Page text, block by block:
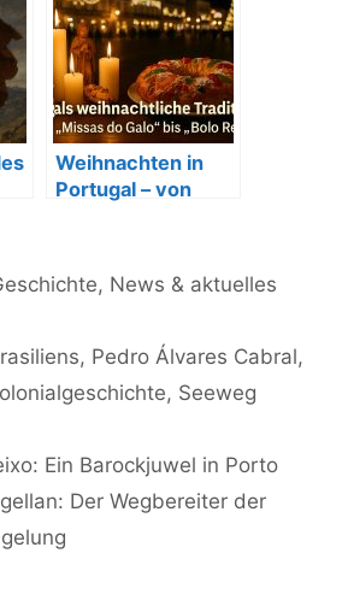
Weihnachten in
Portugal – von
, News & aktuelles
, Pedro Álvares Cabral,
, Seeweg
Ein Barockjuwel in Porto
Der Wegbereiter der